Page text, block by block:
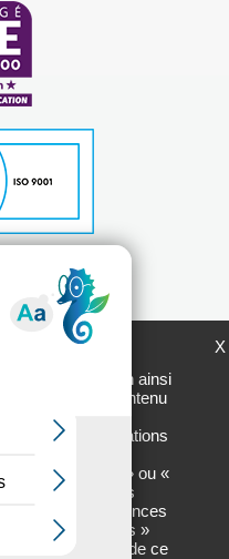
personnelles
X
utilisent des
à son amélioration ainsi
partager son contenu
cliquant sur «
aux informations
« Autoriser » ou «
par finalité. Vous
vos préférences
des cookies »
des pages de ce